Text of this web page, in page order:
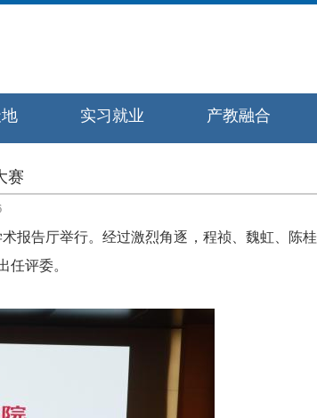
实习就业 产教融合
赛
报告厅举行。经过激烈角逐，程祯、魏虹、陈桂
任评委。